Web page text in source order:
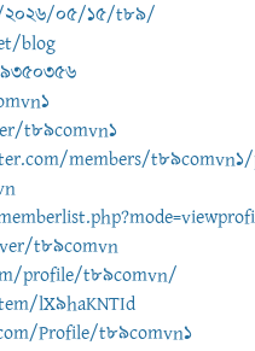
2026/05/15/t89/
blog
t89comvn1
members/
t89comvn
profile/t89comvn/
lX9haKNTId
Profile/t89comvn1